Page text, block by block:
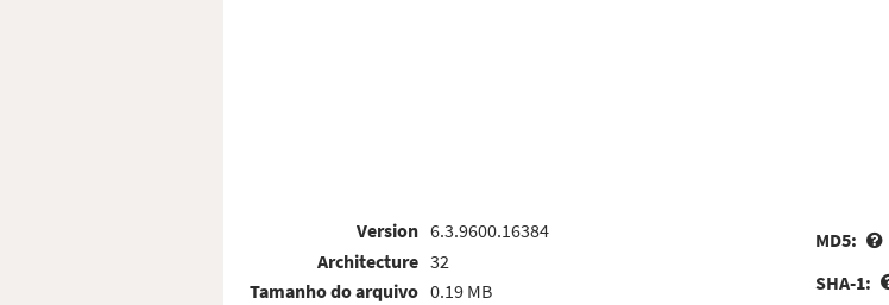
Version
Architecture
Tamanho do arquivo
6.3.9600.16384
32
0.19 MB
MD5:
SHA-1: